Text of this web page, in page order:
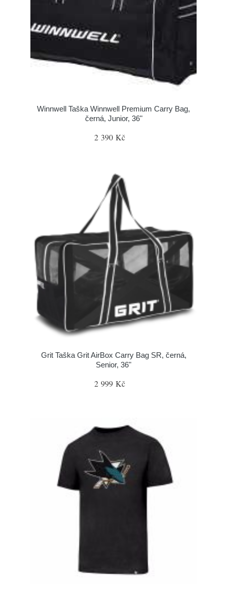
Winnwell Taška Winnwell Premium Carry Bag,
černá, Junior, 36"
2 390 Kč
Grit Taška Grit AirBox Carry Bag SR, černá,
Senior, 36"
2 999 Kč